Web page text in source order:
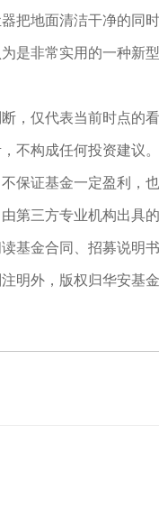
把地面清洁干净的同
是非常实用的一种新型
，仅代表当前时点的
不构成任何投资建议
保证基金一定盈利，
第三方专业机构出具
基金合同、招募说明
明外，版权归华安基